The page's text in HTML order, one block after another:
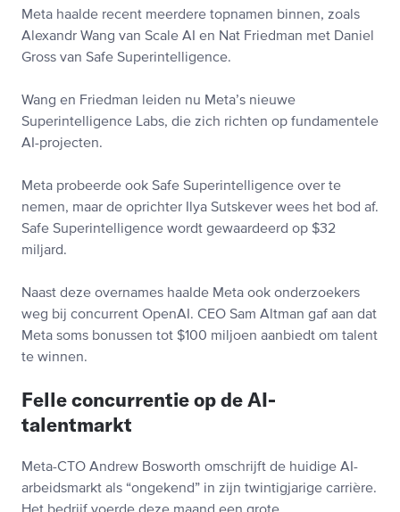
Meta haalde recent meerdere topnamen binnen, zoals
Alexandr Wang van Scale AI en Nat Friedman met Daniel
Gross van Safe Superintelligence.
Wang en Friedman leiden nu Meta’s nieuwe
Superintelligence Labs, die zich richten op fundamentele
AI-projecten.
Meta probeerde ook Safe Superintelligence over te
nemen, maar de oprichter Ilya Sutskever wees het bod af.
Safe Superintelligence wordt gewaardeerd op $32
miljard.
Naast deze overnames haalde Meta ook onderzoekers
weg bij concurrent OpenAI. CEO Sam Altman gaf aan dat
Meta soms bonussen tot $100 miljoen aanbiedt om talent
te winnen.
Felle concurrentie op de AI-
talentmarkt
Meta-CTO Andrew Bosworth omschrijft de huidige AI-
arbeidsmarkt als “ongekend” in zijn twintigjarige carrière.